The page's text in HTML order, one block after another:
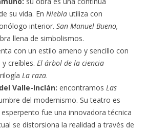
su vida. En Niebla utiliza con
interior. San Manuel Bueno,
llena de simbolismos.
con un estilo ameno y sencillo con
creíbles. El árbol de la ciencia
La raza.
Valle-Inclán: encontramos Las
del modernismo. Su teatro es
fue una innovadora técnica
se distorsiona la realidad a través de